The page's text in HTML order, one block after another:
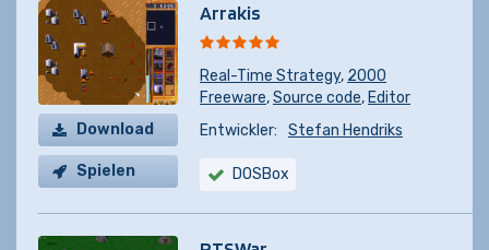
Download
Spielen
Arrakis
Real-Time Strategy, 2000
Freeware,Source code, Editor
Entwickler:
Stefan Hendriks
DOSBox